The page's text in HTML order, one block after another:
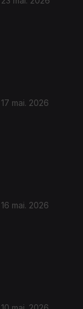
17 mai. 2026
16 mai. 2026